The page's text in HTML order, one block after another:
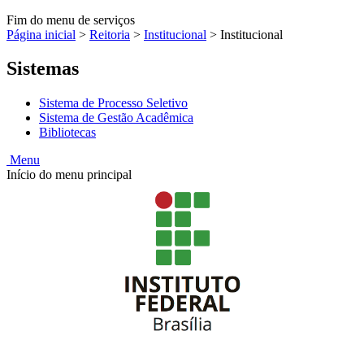
Fim do menu de serviços
Página inicial > Reitoria > Institucional > Institucional
Sistemas
Sistema de Processo Seletivo
Sistema de Gestão Acadêmica
Bibliotecas
Menu
Início do menu principal